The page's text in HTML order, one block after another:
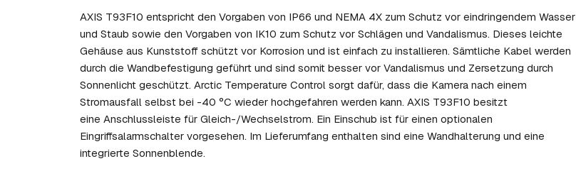
AXIS T93F10 entspricht den Vorgaben von IP66 und NEMA 4X zum Schutz vor eindringendem Wasser
und Staub sowie den Vorgaben von IK10 zum Schutz vor Schlägen und Vandalismus. Dieses leichte
Gehäuse aus Kunststoff schützt vor Korrosion und ist einfach zu installieren. Sämtliche Kabel werden
durch die Wandbefestigung geführt und sind somit besser vor Vandalismus und Zersetzung durch
Sonnenlicht geschützt. Arctic Temperature Control sorgt dafür, dass die Kamera nach einem
Stromausfall selbst bei -40 °C wieder hochgefahren werden kann. AXIS T93F10 besitzt
eine Anschlussleiste für Gleich-/Wechselstrom. Ein Einschub ist für einen optionalen
Eingriffsalarmschalter vorgesehen. Im Lieferumfang enthalten sind eine Wandhalterung und eine
integrierte Sonnenblende.